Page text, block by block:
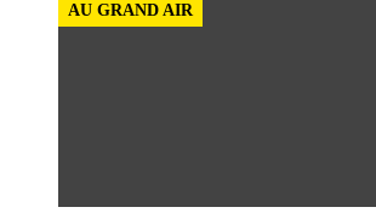
AU GRAND AIR